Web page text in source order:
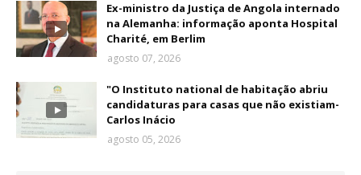
Ex-ministro da Justiça de Angola internado
na Alemanha: informação aponta Hospital
Charité, em Berlim
agosto 07, 2026
"O Instituto national de habitação abriu
candidaturas para casas que não existiam-
Carlos Inácio
agosto 05, 2026